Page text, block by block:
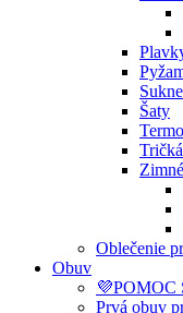
Sukne
Šaty
Tričká
Oblečenie
Obuv
Prvá obuv